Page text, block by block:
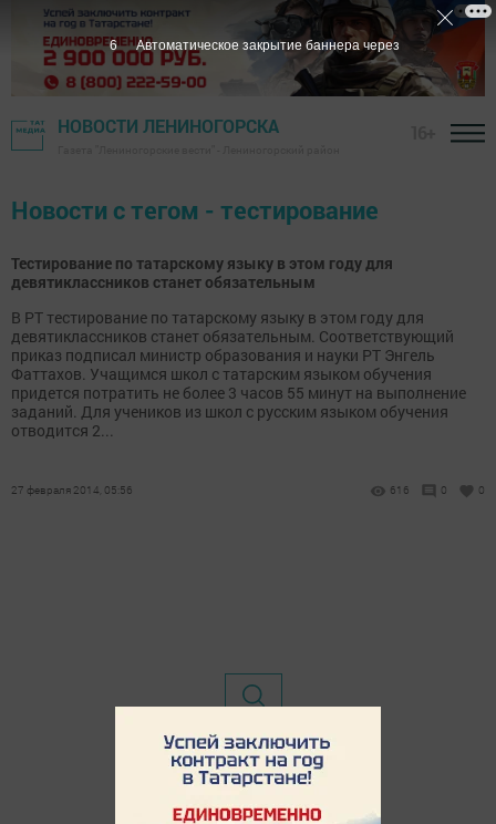
НОВОСТИ ЛЕНИНОГОРСКА
Новости с тегом - тестирование
Тестирование по татарскому языку в этом году для
девятиклассников станет обязательным
В РТ тестирование по татарскому языку в этом году для
девятиклассников станет обязательным. Соответствующий
приказ подписал министр образования и науки РТ Энгель
Фаттахов. Учащимся школ с татарским языком обучения
придется потратить не более 3 часов 55 минут на выполнение
заданий. Для учеников из школ с русским языком обучения
отводится 2...
27 февраля 2014, 05:56 616 0 0
6 Автоматическое закрытие баннера через